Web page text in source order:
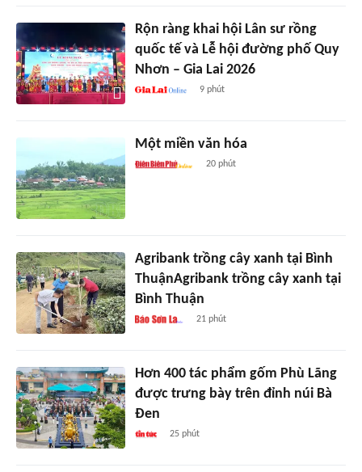
Rộn ràng khai hội Lân sư rồng
quốc tế và Lễ hội đường phố Quy
Nhơn – Gia Lai 2026
9 phút
Một miền văn hóa
20 phút
Agribank trồng cây xanh tại Bình
ThuậnAgribank trồng cây xanh tại
Bình Thuận
21 phút
Hơn 400 tác phẩm gốm Phù Lãng
được trưng bày trên đỉnh núi Bà
Đen
25 phút